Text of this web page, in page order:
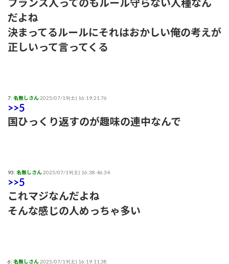
「全身レギンス姿」で大学に通う理由
【騒然】中西香菜さんの夫・福永活也さん「妻が出ていってし
まいました」⇒真相発覚
粗品ってくっそ面白いのになんでジジイに嫌われてるん
や？？？
不便だと感じたことは一回もない」「使いたい人だけにすれば
いい」★3
【結論】やっぱロリ巨乳キャラが1番抜ける
フランス人ってのもルール守らない人種なん
だよね
決まってるルールにそれはおかしい俺の考えが
正しいって言ってくる
7: 名無しさん2025/07/19(土) 16:19:21.76
>>5
国ひっくり返すのが趣味の連中なんで
93: 名無しさん2025/07/19(土) 16:38:46.34
>>5
これマジなんだよね
そんな感じの人めっちゃ多い
6: 名無しさん2025/07/19(土) 16:19:11.38